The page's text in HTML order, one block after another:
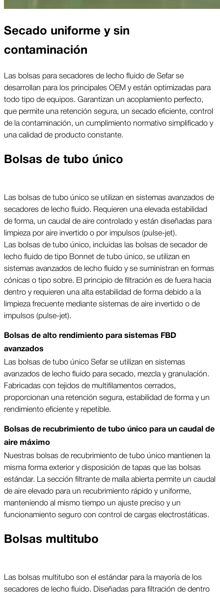
Secado uniforme y sin
contaminación
Las bolsas para secadores de lecho fluido de Sefar se
desarrollan para los principales OEM y están optimizadas para
todo tipo de equipos. Garantizan un acoplamiento perfecto,
que permite una retención segura, un secado eficiente, control
de la contaminación, un cumplimiento normativo simplificado y
una calidad de producto constante.
Bolsas de tubo único
Las bolsas de tubo único se utilizan en sistemas avanzados de
secadores de lecho fluido. Requieren una elevada estabilidad
de forma, un caudal de aire controlado y están diseñadas para
limpieza por aire invertido o por impulsos (pulse-jet).
Las bolsas de tubo único, incluidas las bolsas de secador de
lecho fluido de tipo Bonnet de tubo único, se utilizan en
sistemas avanzados de lecho fluido y se suministran en formas
cónicas o tipo sobre. El principio de filtración es de fuera hacia
dentro y requieren una alta estabilidad de forma debido a la
limpieza frecuente mediante sistemas de aire invertido o de
impulsos (pulse-jet).
Bolsas de alto rendimiento para sistemas FBD
avanzados
Las bolsas de tubo único Sefar se utilizan en sistemas
avanzados de lecho fluido para secado, mezcla y granulación.
Fabricadas con tejidos de multifilamentos cerrados,
proporcionan una retención segura, estabilidad de forma y un
rendimiento eficiente y repetible.
Bolsas de recubrimiento de tubo único para un caudal de
aire máximo
Nuestras bolsas de recubrimiento de tubo único mantienen la
misma forma exterior y disposición de tapas que las bolsas
estándar. La sección filtrante de malla abierta permite un caudal
de aire elevado para un recubrimiento rápido y uniforme,
manteniendo al mismo tiempo un ajuste preciso y un
funcionamiento seguro con control de cargas electrostáticas.
Bolsas multitubo
Las bolsas multitubo son el estándar para la mayoría de los
secadores de lecho fluido. Diseñadas para filtración de dentro